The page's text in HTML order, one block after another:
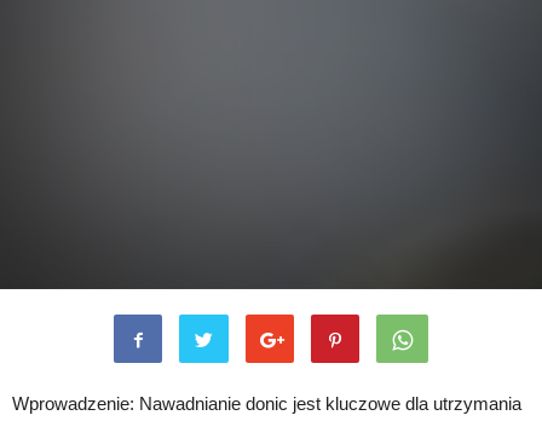
Wprowadzenie: Nawadnianie donic jest kluczowe dla utrzymania